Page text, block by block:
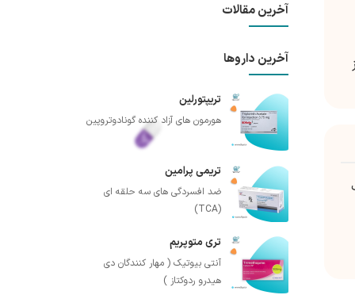
آخرین مقالات
آخرین داروها
تریپتورلین
هورمون های آزاد کننده گونادوتروپین
تریمی پرامین
ضد افسردگی های سه حلقه ای
(TCA)
تری متوپریم
آنتی بیوتیک ( مهار کنندگان دی
هیدرو ردوکتاز )